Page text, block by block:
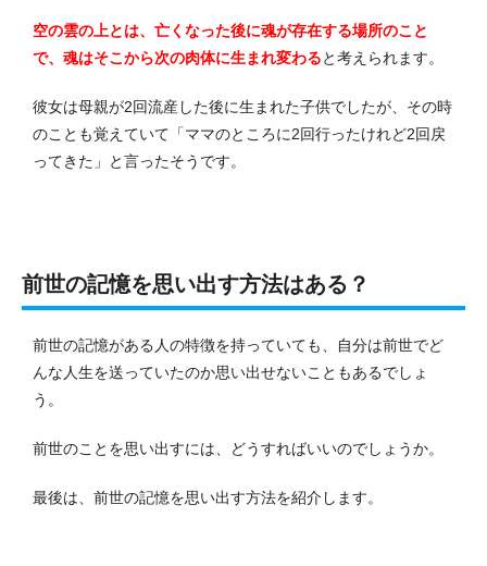
空の雲の上とは、亡くなった後に魂が存在する場所のこと
で、魂はそこから次の肉体に生まれ変わると考えられます。
彼女は母親が2回流産した後に生まれた子供でしたが、その時
のことも覚えていて「ママのところに2回行ったけれど2回戻
ってきた」と言ったそうです。
前世の記憶を思い出す方法はある？
前世の記憶がある人の特徴を持っていても、自分は前世でど
んな人生を送っていたのか思い出せないこともあるでしょ
う。
前世のことを思い出すには、どうすればいいのでしょうか。
最後は、前世の記憶を思い出す方法を紹介します。